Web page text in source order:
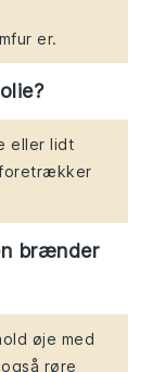
er.
eller lidt
brænder
øje med
røre